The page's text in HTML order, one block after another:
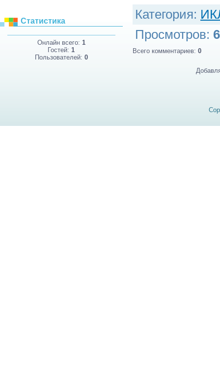
Статистика
Онлайн всего: 1
Гостей: 1
Пользователей: 0
Категория:
Просмотров:
Всего комментариев: 0